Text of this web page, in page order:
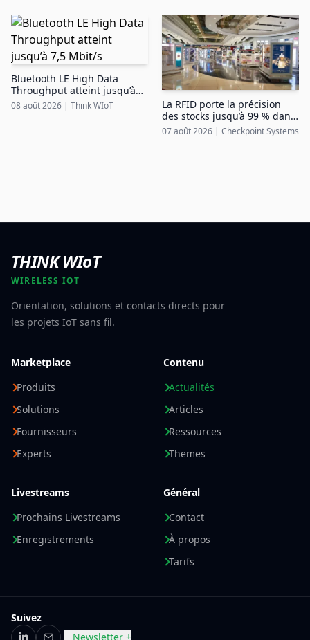
Bluetooth LE High Data
Throughput atteint jusqu’à
7,5 Mbit/s
08 août 2026 | Think WIoT
La RFID porte la précision
des stocks jusqu’à 99 % dans
le duty free aéroportuaire
07 août 2026 | Checkpoint Systems
THINK WIoT
WIRELESS IOT
Orientation, solutions et contacts directs pour
les projets IoT sans fil.
Marketplace
Produits
Solutions
Fournisseurs
Experts
Contenu
Actualités
Articles
Ressources
Themes
Livestreams
Prochains Livestreams
Enregistrements
Général
Contact
À propos
Tarifs
Suivez
Newsletter +